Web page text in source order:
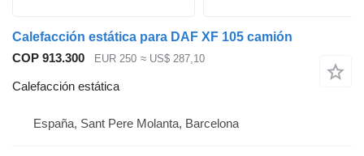
Calefacción estática para DAF XF 105 camión
COP 913.300
EUR 250 ≈ US$ 287,10
Calefacción estática
España, Sant Pere Molanta, Barcelona